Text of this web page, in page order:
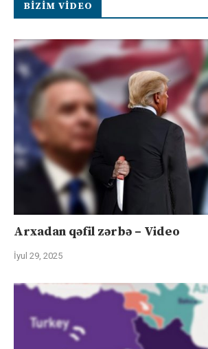
BIZIM VIDEO
Arxadan qəfil zərbə – Video
İyul 29, 2025